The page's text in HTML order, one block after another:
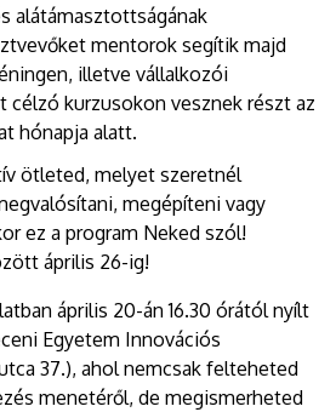
alátámasztottságának
mentorok segítik majd
illetve vállalkozói
célzó kurzusokon vesznek részt az
hónapja alatt.
ötleted, melyet szeretnél
megépíteni vagy
ez a program Neked szól!
április 26-ig!
április 20-án 16.30 órától nyílt
Egyetem Innovációs
37.), ahol nemcsak felteheted
menetéről, de megismerheted